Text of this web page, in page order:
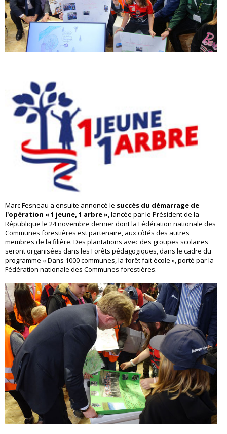
Marc Fesneau a ensuite annoncé le succès du démarrage de
l'opération « 1 jeune, 1 arbre », lancée par le Président de la
République le 24 novembre dernier dont la Fédération nationale des
Communes forestières est partenaire, aux côtés des autres
membres de la filière. Des plantations avec des groupes scolaires
seront organisées dans les Forêts pédagogiques, dans le cadre du
programme « Dans 1000 communes, la forêt fait école », porté par la
Fédération nationale des Communes forestières.